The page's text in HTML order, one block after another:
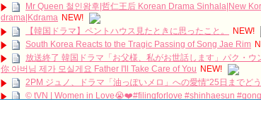
Mr Queen 철인왕후|哲仁王后 Korean Drama Sinhala|New
drama|Kdrama NEW!
【韓国ドラマ】ペントハウス見たときに思ったこと。
NEW!
South Korea Reacts to the Tragic Passing of Song Jae Rim
放送終了 韓国ドラマ「お父様、私がお世話します」パク・
你 아버님 제가 모실게요 Father I'll Take Care of You NEW!
2PM ジュノ、ドラマ「油っぽいメロ」への愛情“25日までど
©️ tVN | Women in Love😭❤️#filingforlove #shinhaesun